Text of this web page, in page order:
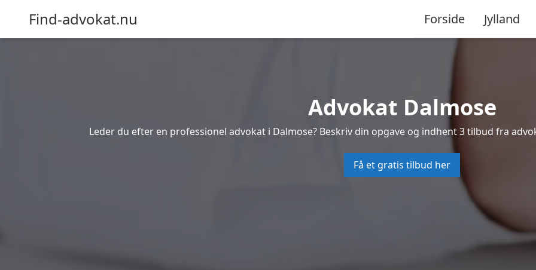
Find-advokat.nu Forside Jylland
Advokat Dalmose
Leder du efter en professionel advokat i Dalmose? Beskriv din opgave og indhent 3 tilbud fra
Få et gratis tilbud her